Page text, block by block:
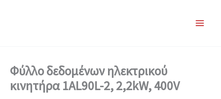
Φύλλο δεδομένων ηλεκτρικού
κινητήρα 1AL90L-2, 2,2kW, 400V